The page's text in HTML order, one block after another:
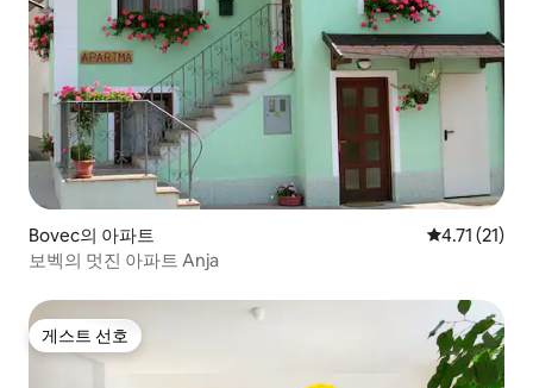
Bovec의 아파트 평점 4.71점
4.71 (21)
보벡의 멋진 아파트 Anja
게스트 선호
게스트 선호